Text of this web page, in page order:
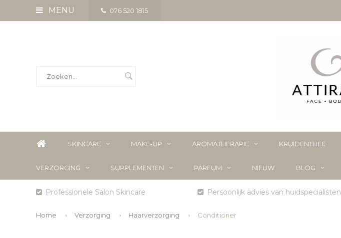
MENU 076 520 1815
SKINCARE MAKE-UP AROMATHERAPIE KRUIDENTHEE
VERZORGING SUPPLEMENTEN PARFUM NIEUW BLOG
Professionele Salon Skincare Persoonlijk advies van huidspecialisten
Home Verzorging Haarverzorging Conditioner